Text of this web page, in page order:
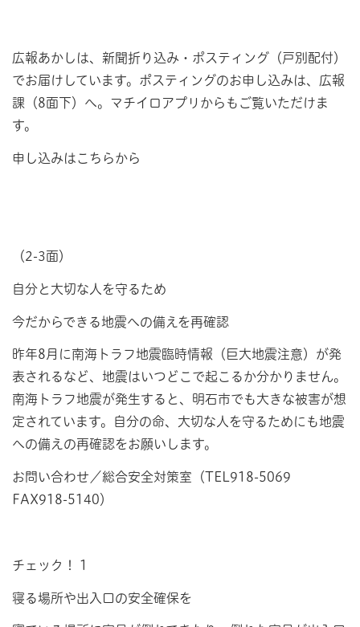
広報あかしは、新聞折り込み・ポスティング（戸別配付）
でお届けしています。ポスティングのお申し込みは、広報
課（8面下）へ。マチイロアプリからもご覧いただけま
す。
申し込みはこちらから
（2-3面）
自分と大切な人を守るため
今だからできる地震への備えを再確認
昨年8月に南海トラフ地震臨時情報（巨大地震注意）が発
表されるなど、地震はいつどこで起こるか分かりません。
南海トラフ地震が発生すると、明石市でも大きな被害が想
定されています。自分の命、大切な人を守るためにも地震
への備えの再確認をお願いします。
お問い合わせ／総合安全対策室（TEL918-5069
FAX918-5140）
チェック！ 1
寝る場所や出入口の安全確保を